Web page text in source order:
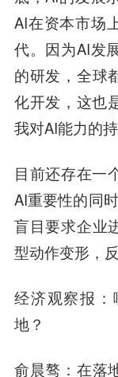
AI在资本市场
代。因为AI发
的研发，全球
化开发，这也
我对AI能力的
目前还存在一
AI重要性的同
盲目要求企业
型动作变形，
经济观察报
地？
俞晨骜 ：在落